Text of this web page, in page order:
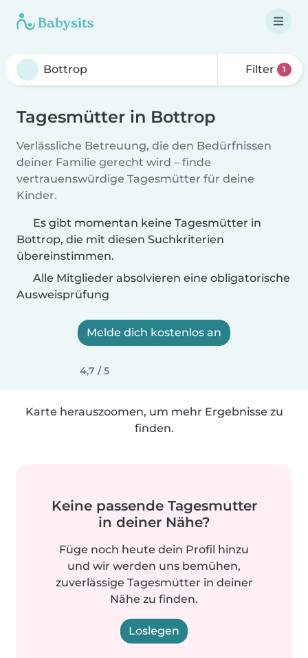
Filter 1
Tagesmütter in Bottrop
Verlässliche Betreuung, die den Bedürfnissen
deiner Familie gerecht wird – finde
vertrauenswürdige Tagesmütter für deine
Kinder.
Es gibt momentan keine Tagesmütter in
Bottrop, die mit diesen Suchkriterien
übereinstimmen.
Alle Mitglieder absolvieren eine obligatorische
Ausweisprüfung
Melde dich kostenlos an
4,7 / 5
Karte herauszoomen, um mehr Ergebnisse zu
finden.
Keine passende Tagesmutter
in deiner Nähe?
Füge noch heute dein Profil hinzu
und wir werden uns bemühen,
zuverlässige Tagesmütter in deiner
Nähe zu finden.
Loslegen